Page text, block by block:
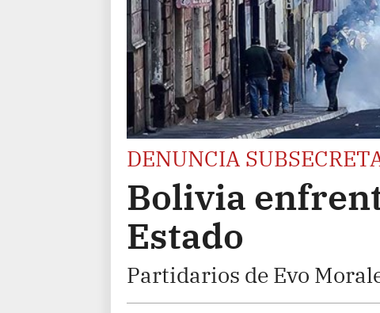
DENUNCIA
Bolivia
Estado
Partidarios de Evo